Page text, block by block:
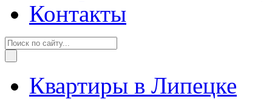
Контакты
Квартиры в Липецке